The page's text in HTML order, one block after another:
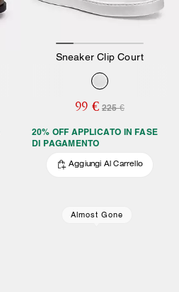
Sneaker Clip Court
99 € 225 €
20% OFF APPLICATO IN FASE
DI PAGAMENTO
Aggiungi Al Carrello
Almost Gone